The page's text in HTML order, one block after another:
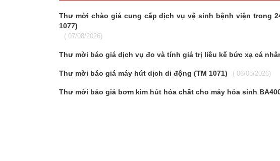
Thư mời chào giá cung cấp dịch vụ vệ sinh bệnh viện trong
1077)
( 07/08/2026)
Thư mời báo giá dịch vụ đo và tính giá trị liều kế bức xạ cá
Thư mời báo giá máy hút dịch di động (TM 1071) ( 06/08/2026)
Thư mời báo giá bơm kim hút hóa chất cho máy hóa sinh